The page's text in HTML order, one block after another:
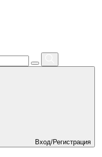
Вход/Регистрация